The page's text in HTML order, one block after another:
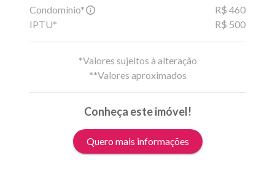
Condomínio*
R$ 460
IPTU*
R$ 500
*Valores sujeitos à alteração
**Valores aproximados
Conheça este imóvel!
Quero mais informações